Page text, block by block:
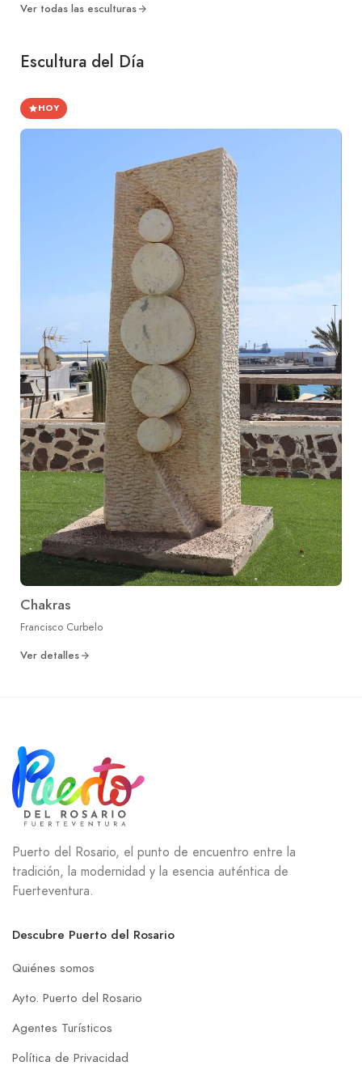
Ver todas las esculturas
Escultura del Día
HOY
Chakras
Francisco Curbelo
Ver detalles
Puerto del Rosario, el punto de encuentro entre la
tradición, la modernidad y la esencia auténtica de
Fuerteventura.
Descubre Puerto del Rosario
Quiénes somos
Ayto. Puerto del Rosario
Agentes Turísticos
Política de Privacidad